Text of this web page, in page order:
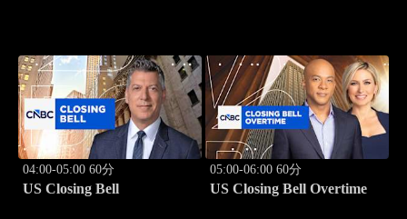
04:00-05:00 60分
US Closing Bell
05:00-06:00 60分
US Closing Bell Overtime